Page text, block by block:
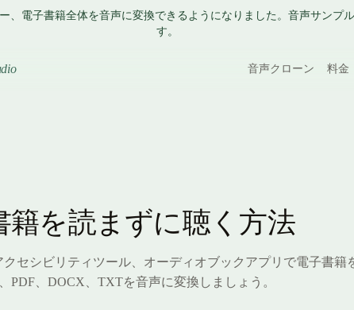
、電子書籍全体を音声に変換できるようになりました。音声サンプ
す。
音声クローン 料金
籍を読まずに聴く方法
セシビリティツール、オーディオブックアプリで電子書籍
PDF、DOCX、TXTを音声に変換しましょう。